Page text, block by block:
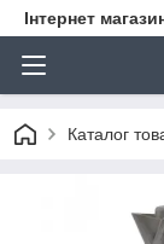
Інтернет
Каталог